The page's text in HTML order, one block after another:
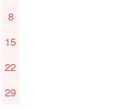
8
15
22
29